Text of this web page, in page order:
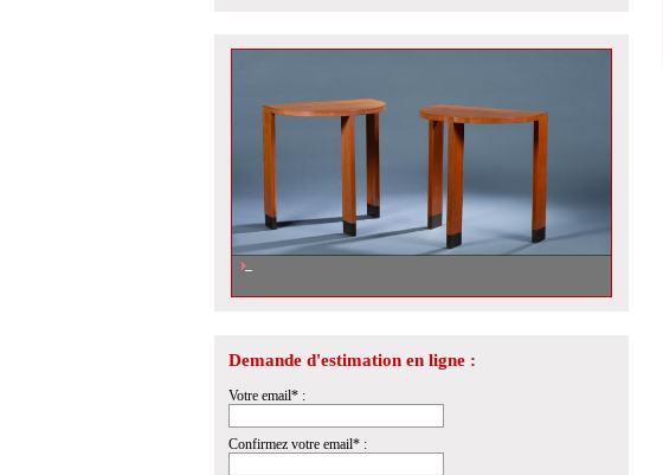
Demande d'estimation en ligne :
Votre email* :
Confirmez votre email* :